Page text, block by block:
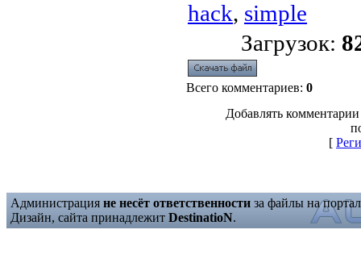
hack, simple
Загрузок:
Всего комментариев: 0
Добавлять
[
Администрация не несёт ответственности за файлы на
Дизайн, сайта принадлежит DestinatioN.